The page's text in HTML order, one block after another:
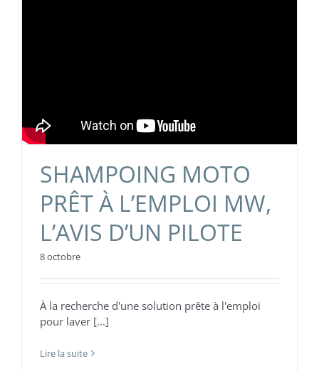
SHAMPOING MOTO
PRÊT À L’EMPLOI MW,
L’AVIS D’UN PILOTE
8 octobre
À la recherche d'une solution prête à l'emploi
pour laver [...]
Lire la suite